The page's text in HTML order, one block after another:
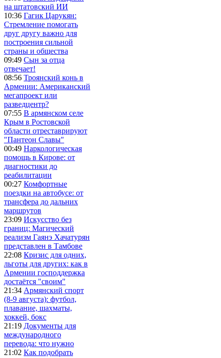
на штатовский ИИ
10:36 Гагик Царукян:
Стремление помогать
друг другу важно для
построения сильной
страны и общества
09:49 Сын за отца
отвечает!
08:56 Троянский конь в
Армении: Американский
мегапроект или
разведцентр?
07:55 В армянском селе
Крым в Ростовской
области отреставрируют
"Пантеон Славы"
00:49 Наркологическая
помощь в Кирове: от
диагностики до
реабилитации
00:27 Комфортные
поездки на автобусе: от
трансфера до дальних
маршрутов
23:09 Искусство без
границ: Магический
реализм Гаянэ Хачатурян
представлен в Тамбове
22:08 Кризис для одних,
льготы для других: как в
Армении господдержка
достаётся "своим"
21:34 Армянский спорт
(8-9 августа): футбол,
плавание, шахматы,
хоккей, бокс
21:19 Документы для
международного
перевода: что нужно
21:02 Как подобрать